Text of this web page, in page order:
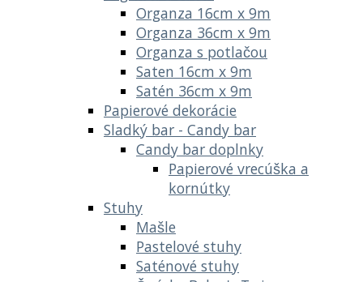
Organza 16cm x 9m
Organza 36cm x 9m
Organza s potlačou
Saten 16cm x 9m
Satén 36cm x 9m
Papierové dekorácie
Sladký bar - Candy bar
Candy bar doplnky
Papierové vrecúška a
kornútky
Stuhy
Mašle
Pastelové stuhy
Saténové stuhy